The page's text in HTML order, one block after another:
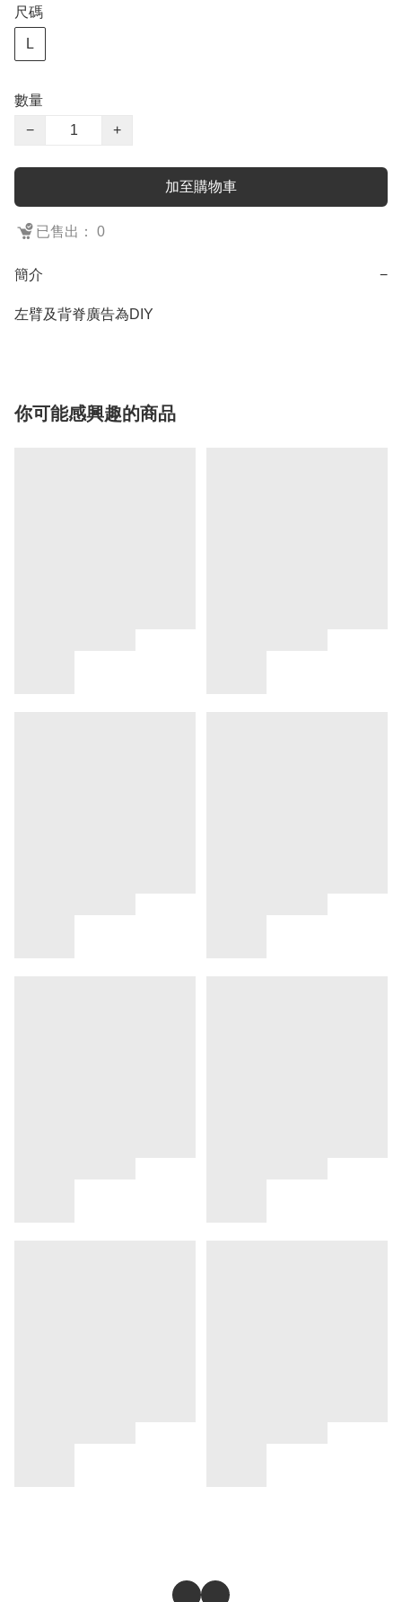
尺碼
L
數量
−
+
加至購物車
已售出： 0
簡介 −
左臂及背脊廣告為DIY
你可能感興趣的商品